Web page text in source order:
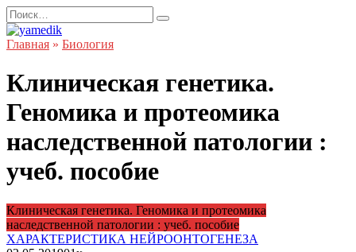
Перейти
к
содержанию
Search
for:
Главная » Биология
Клиническая генетика.
Геномика и протеомика
наследственной патологии :
учеб. пособие
Клиническая генетика. Геномика и протеомика
наследственной патологии : учеб. пособие
ХАРАКТЕРИСТИКА НЕЙРООНТОГЕНЕЗА